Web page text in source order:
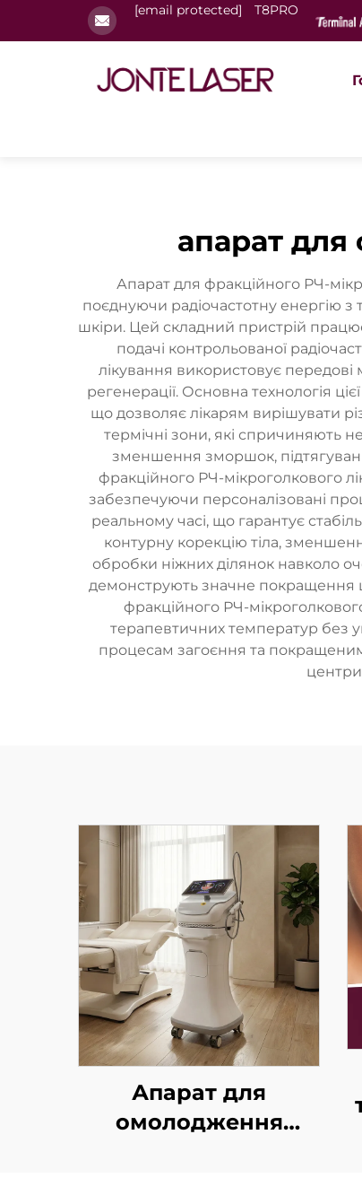
[email protected] T8PRO
апарат для
Апарат для фракційного РЧ-
поєднуючи радіочастотну енергію
шкіри. Цей складний пристрій
подачі контрольованої
лікування використовує
регенерації. Основна технологія
що дозволяє лікарям вирішувати
термічні зони, які спричиняють
зменшення зморшок,
фракційного РЧ-мікроголкового
забезпечуючи персоналізовані
реальному часі, що гарантує
контурну корекцію тіла,
обробки ніжних ділянок навколо
демонструють значне покращення
фракційного РЧ-
терапевтичних температур без
процесам загоєння та
центри
Апарат для
омолодження